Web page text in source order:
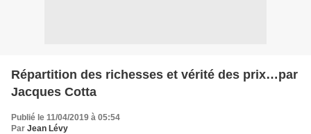
Répartition des richesses et vérité des prix…par
Jacques Cotta
Publié le 11/04/2019 à 05:54
Par Jean Lévy